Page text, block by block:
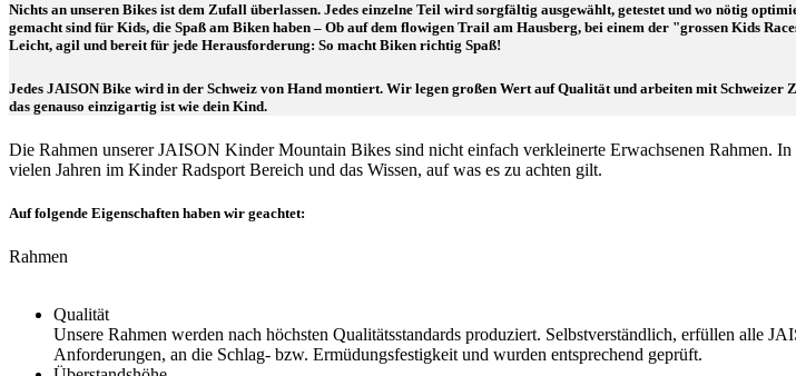
Nichts an unseren Bikes ist dem Zufall überlassen. Jedes einzelne Teil wird sorgfältig ausgewählt, getestet und wo nötig
gemacht sind für Kids, die Spaß am Biken haben – Ob auf dem flowigen Trail am Hausberg, bei einem der "grossen Kids
Leicht, agil und bereit für jede Herausforderung: So macht Biken richtig Spaß!
Jedes JAISON Bike wird in der Schweiz von Hand montiert. Wir legen großen Wert auf Qualität und arbeiten mit Schweizer
das genauso einzigartig ist wie dein Kind.
Die Rahmen unserer JAISON Kinder Mountain Bikes sind nicht einfach verkleinerte Erwachsenen Rahmen.
vielen Jahren im Kinder Radsport Bereich und das Wissen, auf was es zu achten gilt.
Auf folgende Eigenschaften haben wir geachtet:
Rahmen
Qualität
Unsere Rahmen werden nach höchsten Qualitätsstandards produziert. Selbstverständlich, erfüllen alle
Anforderungen, an die Schlag- bzw. Ermüdungsfestigkeit und wurden entsprechend geprüft.